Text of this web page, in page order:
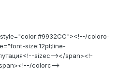
coloro-
size:12pt;line-
sizec--></span><!-
colorc-->